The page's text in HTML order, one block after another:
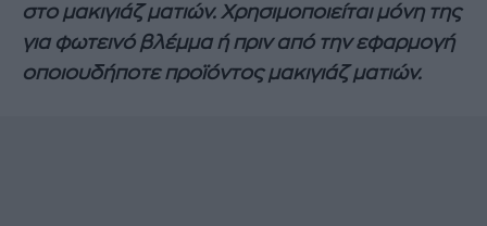
στο μακιγιάζ ματιών. Χρησιμοποιείται μόνη της
για φωτεινό βλέμμα ή πριν από την εφαρμογή
οποιουδήποτε προϊόντος μακιγιάζ ματιών.